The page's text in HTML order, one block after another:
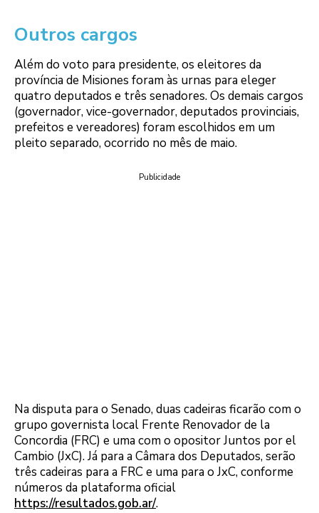
Outros cargos
Além do voto para presidente, os eleitores da
província de Misiones foram às urnas para eleger
quatro deputados e três senadores. Os demais cargos
(governador, vice-governador, deputados provinciais,
prefeitos e vereadores) foram escolhidos em um
pleito separado, ocorrido no mês de maio.
Publicidade
Na disputa para o Senado, duas cadeiras ficarão com o
grupo governista local Frente Renovador de la
Concordia (FRC) e uma com o opositor Juntos por el
Cambio (JxC). Já para a Câmara dos Deputados, serão
três cadeiras para a FRC e uma para o JxC, conforme
números da plataforma oficial
https://resultados.gob.ar/.